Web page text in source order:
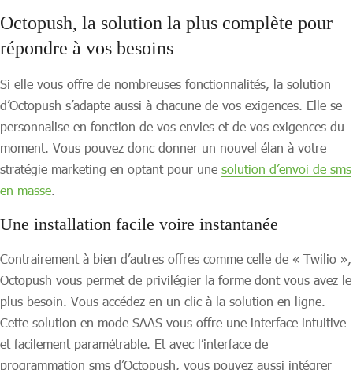
Octopush, la solution la plus complète pour
répondre à vos besoins
Si elle vous offre de nombreuses fonctionnalités, la solution
d’Octopush s’adapte aussi à chacune de vos exigences. Elle se
personnalise en fonction de vos envies et de vos exigences du
moment. Vous pouvez donc donner un nouvel élan à votre
stratégie marketing en optant pour une solution d’envoi de sms
en masse.
Une installation facile voire instantanée
Contrairement à bien d’autres offres comme celle de « Twilio »,
Octopush vous permet de privilégier la forme dont vous avez le
plus besoin. Vous accédez en un clic à la solution en ligne.
Cette solution en mode SAAS vous offre une interface intuitive
et facilement paramétrable. Et avec l’interface de
programmation sms d’Octopush, vous pouvez aussi intégrer